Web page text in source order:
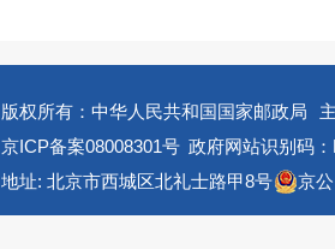
版权所有：中华人民共和国国家邮政局
京ICP备案08008301号 政府网站识别码
地址: 北京市西城区北礼士路甲8号
京